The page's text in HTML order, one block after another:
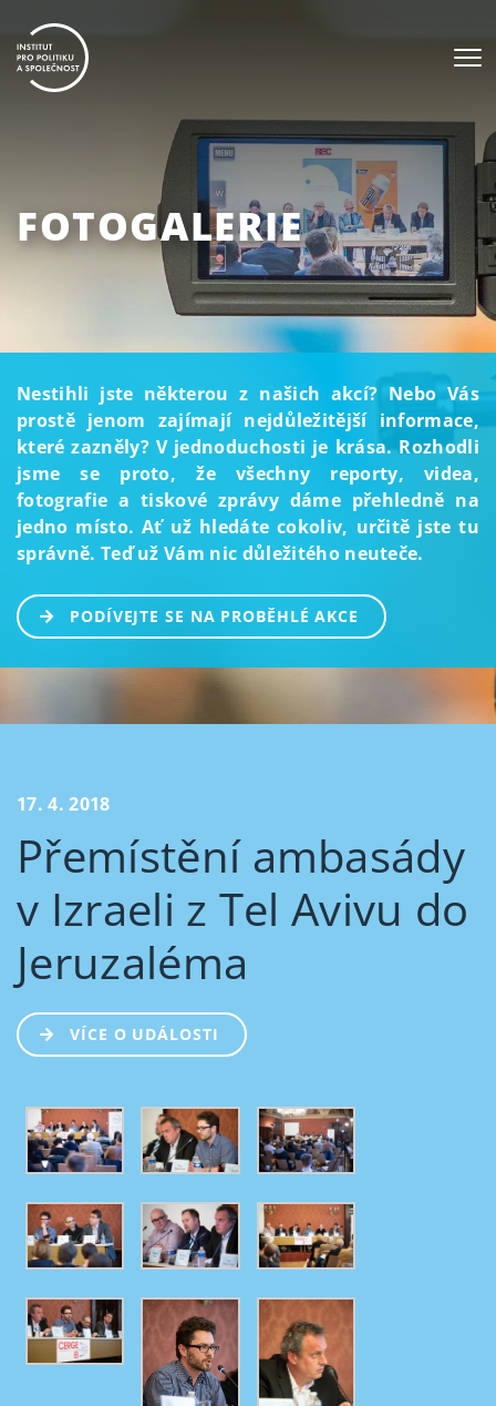
FOTOGALERIE
Nestihli jste některou z našich akcí? Nebo Vás
prostě jenom zajímají nejdůležitější informace,
které zazněly? V jednoduchosti je krása. Rozhodli
jsme se proto, že všechny reporty, videa,
fotografie a tiskové zprávy dáme přehledně na
jedno místo. Ať už hledáte cokoliv, určitě jste tu
správně. Teď už Vám nic důležitého neuteče.
PODÍVEJTE SE NA PROBĚHLÉ AKCE
17. 4. 2018
Přemístění ambasády
v Izraeli z Tel Avivu do
Jeruzaléma
VÍCE O UDÁLOSTI